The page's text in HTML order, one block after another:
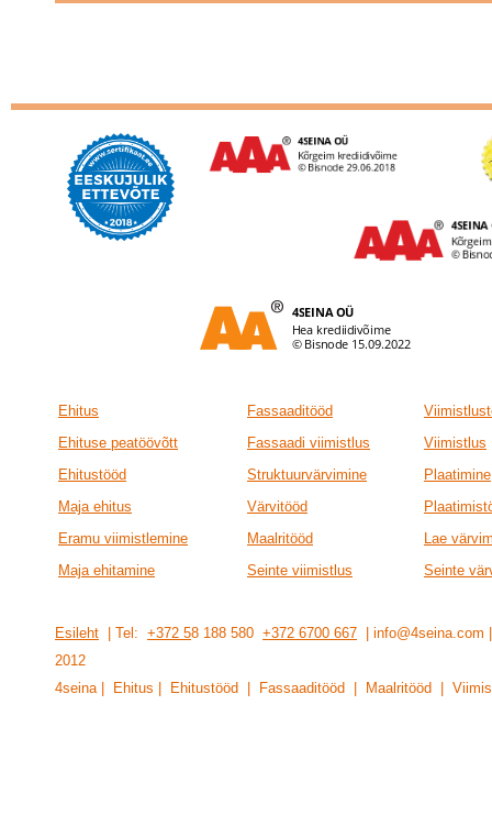
Ehitus Fassaaditööd
Ehituse peatöövõtt
Fassaadi viimistlus
Viimistlus
Ehitustööd
Struktuurvärvimine
Plaatimine
Maja ehitus
Värvitööd
Eramu viimistlemine
Maalritööd
Lae
Maja ehitamine
Seinte viimistlus Seinte
Esileht | Tel: +372 58 188 580 +372 6700 667 |
201 2
4seina | Ehitus | Ehitustööd | Fassaaditööd | Maalritööd |